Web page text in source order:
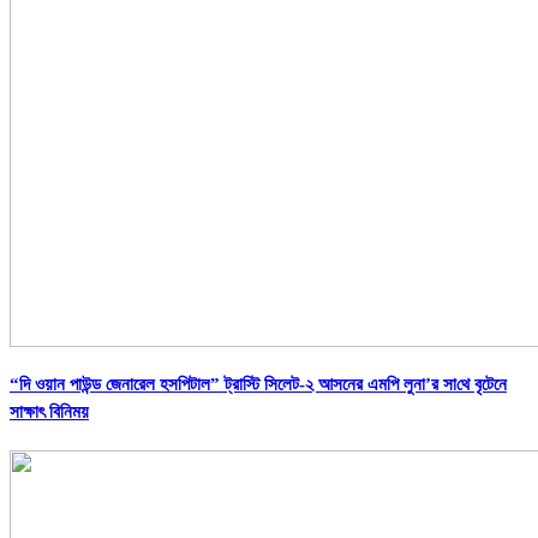
“দি ওয়ান পাউন্ড জেনারেল হসপিটাল” ট্রাস্টি সিলেট-২ আসনের এমপি লুনা’র সা‌থে বৃটেনে
সাক্ষাৎ বিনিময়